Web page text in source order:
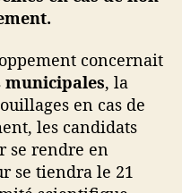
g
n
c
e
,
t
e
c
concernait
municipales, la
en cas de
les candidats
se rendre en
se tiendra le 21